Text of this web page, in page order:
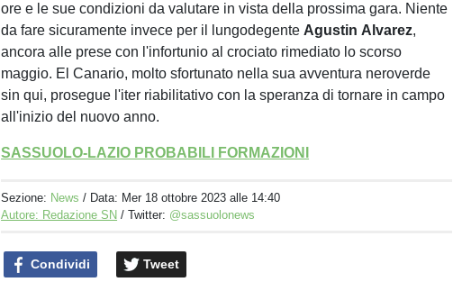
ore e le sue condizioni da valutare in vista della prossima gara. Niente
da fare sicuramente invece per il lungodegente Agustin Alvarez,
ancora alle prese con l'infortunio al crociato rimediato lo scorso
maggio. El Canario, molto sfortunato nella sua avventura neroverde
sin qui, prosegue l'iter riabilitativo con la speranza di tornare in campo
all'inizio del nuovo anno.
SASSUOLO-LAZIO PROBABILI FORMAZIONI
Sezione: News / Data: Mer 18 ottobre 2023 alle 14:40
Autore: Redazione SN / Twitter: @sassuolonews
Condividi Tweet